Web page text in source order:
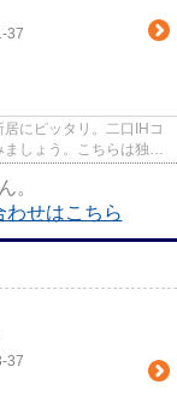
37
にピッタリ。二口IHコ
しょう。こちらは独立
。
わせはこちら
37